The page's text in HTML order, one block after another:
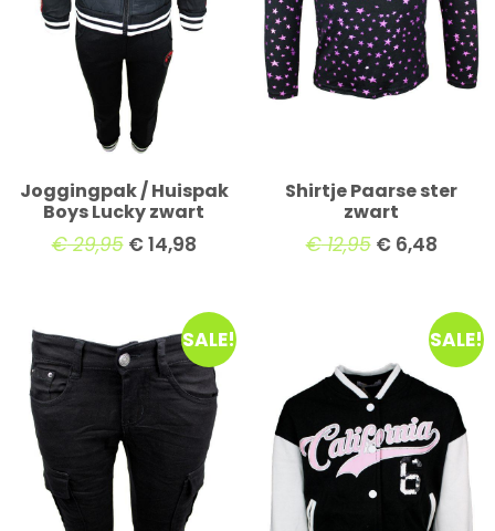
Joggingpak / Huispak
Boys Lucky zwart
€29,95 €14,98
Shirtje Paarse ster
zwart
€12,95 €6,48
SALE! SALE!